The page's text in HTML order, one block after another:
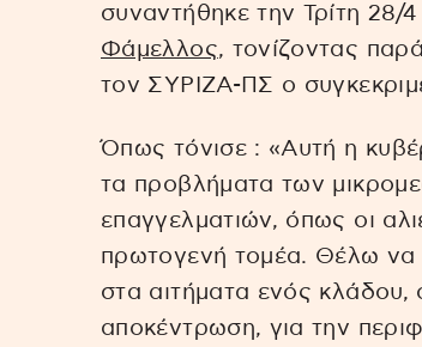
συναντήθηκε την Τρίτη 28/
Φάμελλος, τονίζοντας
τον ΣΥΡΙΖΑ-ΠΣ ο
Όπως τόνισε : «Αυτή η
τα προβλήματα των
επαγγελματιών, όπως οι
πρωτογενή τομέα. Θέλω
στα αιτήματα ενός κλάδου,
αποκέντρωση, για την